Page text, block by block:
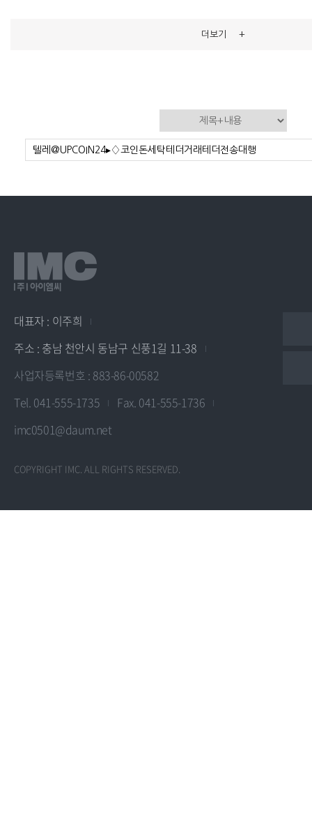
더보기 +
대표자 : 이주희
주소 : 충남 천안시 동남구 신풍1길 11-38
사업자등록번호 : 883-86-00582
Tel. 041-555-1735
Fax. 041-555-1736
imc0501@daum.net
COPYRIGHT IMC. ALL RIGHTS RESERVED.